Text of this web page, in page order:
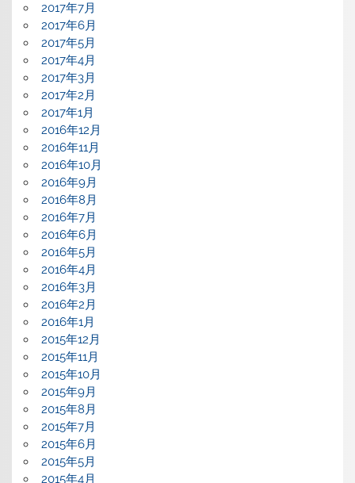
2017年7月
2017年6月
2017年5月
2017年4月
2017年3月
2017年2月
2017年1月
2016年12月
2016年11月
2016年10月
2016年9月
2016年8月
2016年7月
2016年6月
2016年5月
2016年4月
2016年3月
2016年2月
2016年1月
2015年12月
2015年11月
2015年10月
2015年9月
2015年8月
2015年7月
2015年6月
2015年5月
2015年4月